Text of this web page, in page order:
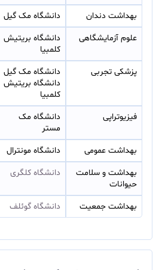
بهداشت دندان دانشگاه مک گیل
علوم آزمایشگاهی
کلمبیا
پزشکی تجربی
دانشگاه مک گیل
کلمبیا
فیزیوتراپی
مستر
بهداشت عمومی دانشگاه مونترال
حیوانات
دانشگاه کلگری
بهداشت جمعیت دانشگاه گوئلف